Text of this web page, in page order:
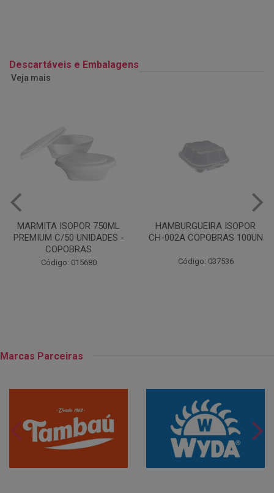
Descartáveis e Embalagens
Veja mais
HAMBURGUEIRA ISOPOR
CH-002A COPOBRAS 100UN
Código: 037536
PRATO PAPELAO PINHO N04
C100
Código: 000738
Marcas Parceiras